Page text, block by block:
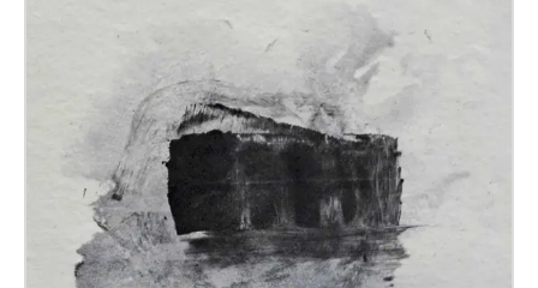
zupełnie obce? Jakie zapachy wydobywają się z
uchylonych okien? W którą stronę biegnie słodka,
gofrowa chmura? Czy zapachy warzyw i owoców
piętrzących się na stoiskach znikają? Czy łzy targu
są słone? Praca stworzona na zamówienie Muzeum
Osiedli Mieszkaniowych – Laboratorium sąsiedzkich
miejsc spotkań, finansowane ze środków Gminy
Lublin, Nowego Europejskiego Bauhausu, a także
środków programu CEBRICS Amerykańskiej Agencji
ds. Rozwoju Międzynarodowego USAID we